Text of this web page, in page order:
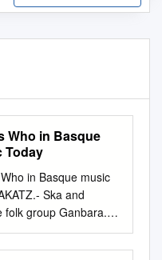
Who in Basque
Today
Who in Basque music
Ska and
folk group Ganbara.
in 2000 at the
In 1998 the band DJ